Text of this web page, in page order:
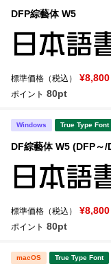
DFP綜藝体 W5
標準価格（税込） ¥8,800
ポイント 80pt
Windows True Type Font
DF綜藝体 W5 (DFP～/
標準価格（税込） ¥8,800
ポイント 80pt
macOS True Type Font